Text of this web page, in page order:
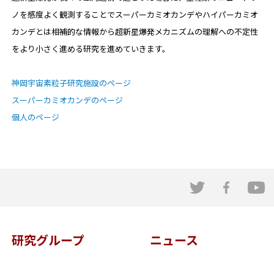
ノを感度よく観測することでスーパーカミオカンデやハイパーカミオ
カンデとは相補的な情報から超新星爆発メカニズムの理解への不定性
をより小さく進める研究を進めていきます。
神岡宇宙素粒子研究施設のページ
スーパーカミオカンデのページ
個人のページ
研究グループ ニュース